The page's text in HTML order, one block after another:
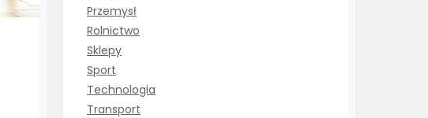
Przemysł
Rolnictwo
Sklepy
Sport
Technologia
Transport